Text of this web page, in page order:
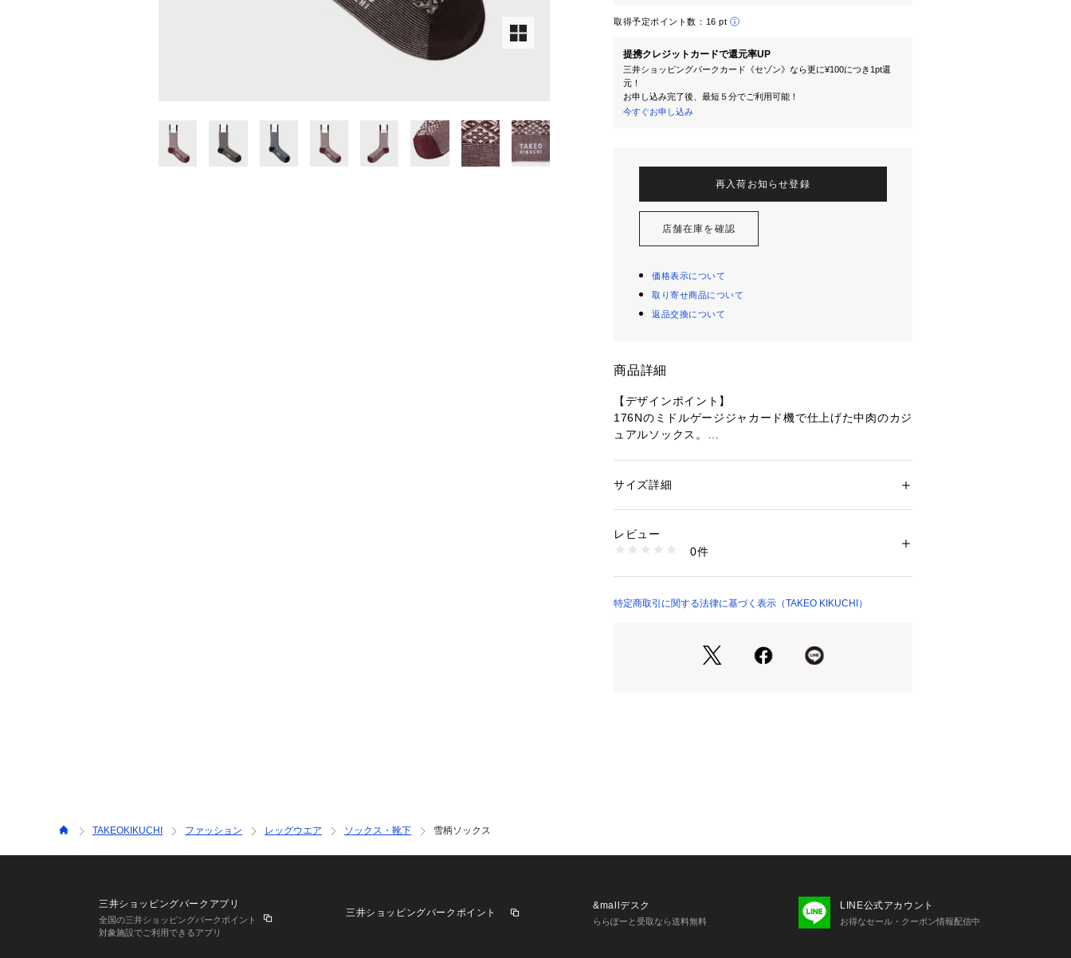
取得予定ポイント数： 16 pt
提携クレジットカードで還元率UP
三井ショッピングパークカード《セゾン》なら更に¥100につき1pt還
元！
お申し込み完了後、最短５分でご利用可能！
今すぐお申し込み
再入荷お知らせ登録
店舗在庫を確認
価格表示について
取り寄せ商品について
返品交換について
商品詳細
【デザインポイント】
176Nのミドルゲージジャカード機で仕上げた中肉のカジ
ュアルソックス。
合があります。また、パソコン・スマートフォンなどの
環境により、若干製品と画像のカラーが異なる場合もご
性別：メンズ
商品番号：
070-04729 （ショップ）
サイズ詳細
レビュー
0件
特定商取引に関する法律に基づく表示（TAKEO KIKUCHI）
TAKEOKIKUCHI ファッション レッグウエア ソックス・靴下 雪柄ソックス
三井ショッピングパークアプリ
全国の三井ショッピングパークポイント
対象施設でご利用できるアプリ
三井ショッピングパークポイント
&mallデスク
ららぽーと受取なら送料無料
LINE公式アカウント
お得なセール・クーポン情報配信中